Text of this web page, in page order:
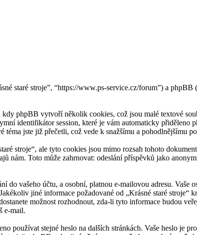
staré stroje”, “https://www.ps-service.cz/forum”) a
phpBB vytvoří několik cookies, což jsou malé textové
identifikátor session, které je vám automaticky
téma jste již přečetli, což vede k snažšímu a pohodlnějšímu
stroje“, ale tyto cookies jsou mimo rozsah tohoto
nám. Toto může zahrnovat: odeslání příspěvků jako
vašeho účtu, a osobní, platnou e-mailovou adresu. Vaše
jiné informace požadované od „Krásné staré stroje“
možnost rozhodnout, zda-li tyto informace budou
e-mail.
používat stejné heslo na dalších stránkách. Vaše heslo je